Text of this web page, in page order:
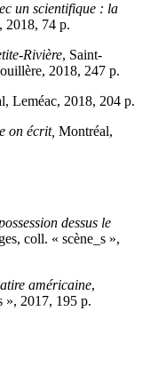
un scientifique : la
2018, 74 p.
Rivière, Saint-
2018, 247 p.
Leméac, 2018, 204 p.
on écrit, Montréal,
dessus le
coll. « scène_s »,
américaine,
», 2017, 195 p.